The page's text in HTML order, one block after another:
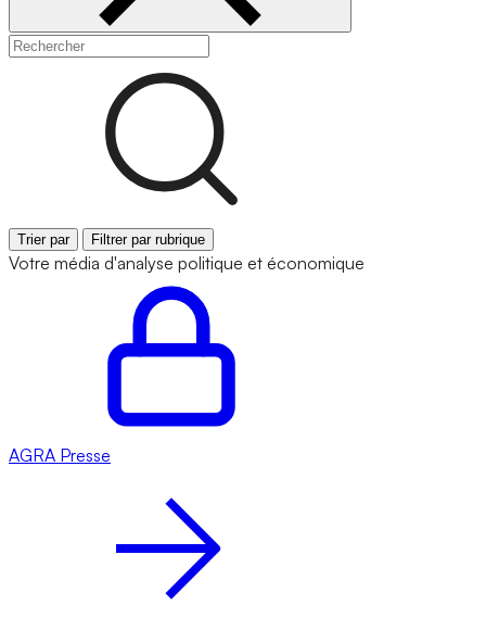
Trier par Filtrer par rubrique
Votre média d'analyse politique et économique
AGRA Presse